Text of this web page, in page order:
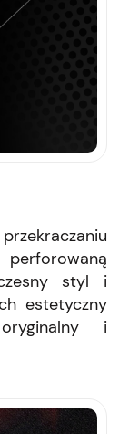
styl i
estetyczny
i